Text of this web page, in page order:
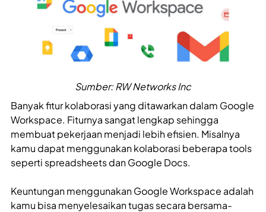
Sumber: RW Networks Inc
Banyak fitur kolaborasi yang ditawarkan dalam Google
Workspace. Fiturnya sangat lengkap sehingga
membuat pekerjaan menjadi lebih efisien. Misalnya
kamu dapat menggunakan kolaborasi beberapa tools
seperti spreadsheets dan Google Docs.
Keuntungan menggunakan Google Workspace adalah
kamu bisa menyelesaikan tugas secara bersama-